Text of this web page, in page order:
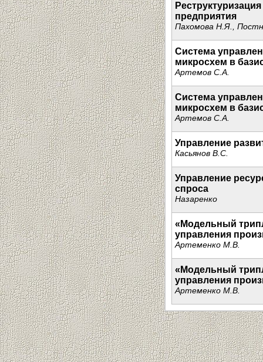
предприятия
Пахомова Н.Я.,
Система
микросхем в
Артемов С.А.
Система
микросхем в
Артемов С.А.
Управление
Касьянов В.С.
Управление
спроса
Назаренко
«Модельный
управления
Артеменко М.В.
«Модельный
управления
Артеменко М.В.